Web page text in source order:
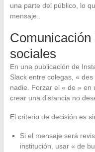
una parte del público, lo
mensaje.
sociales
En una publicación de
Slack entre colegas, «
nadie. Forzar el « de » en
crear una distancia no
El criterio de decisión es
Si el mensaje será
institución, usar « de